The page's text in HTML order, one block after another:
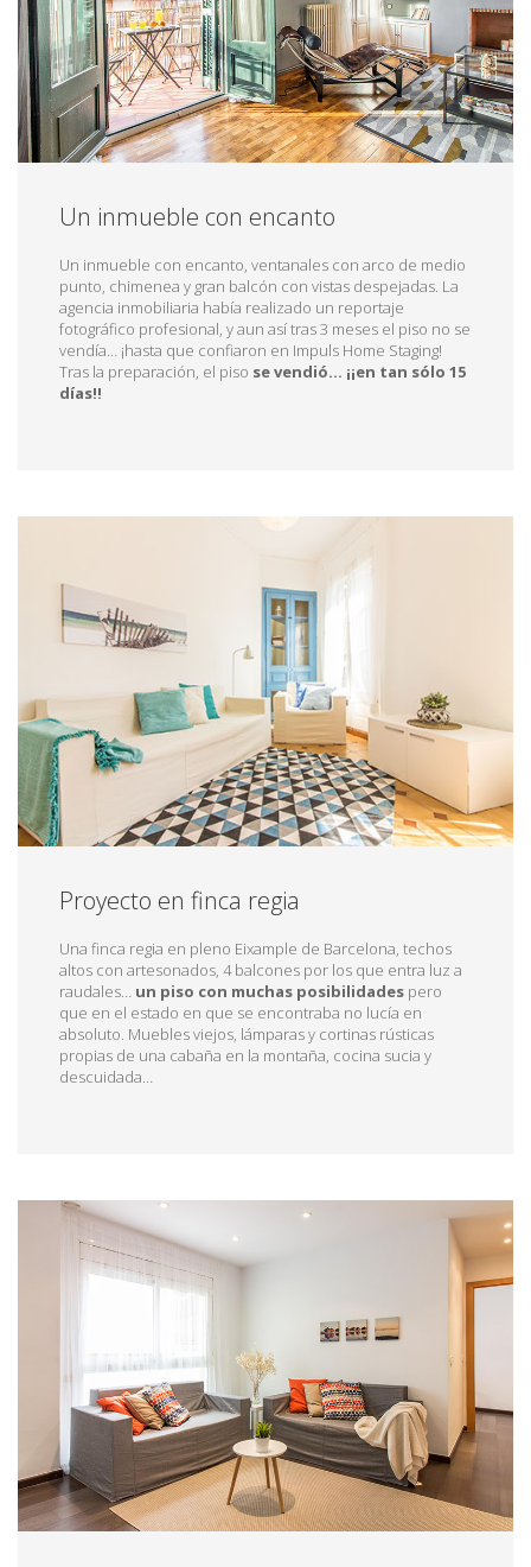
Un inmueble con encanto
Un inmueble con encanto, ventanales con arco de medio
punto, chimenea y gran balcón con vistas despejadas. La
agencia inmobiliaria había realizado un reportaje
fotográfico profesional, y aun así tras 3 meses el piso no se
vendía… ¡hasta que confiaron en Impuls Home Staging!
Tras la preparación, el piso se vendió… ¡¡en tan sólo 15
días!!
Proyecto en finca regia
Una finca regia en pleno Eixample de Barcelona, techos
altos con artesonados, 4 balcones por los que entra luz a
raudales… un piso con muchas posibilidades pero
que en el estado en que se encontraba no lucía en
absoluto. Muebles viejos, lámparas y cortinas rústicas
propias de una cabaña en la montaña, cocina sucia y
descuidada…